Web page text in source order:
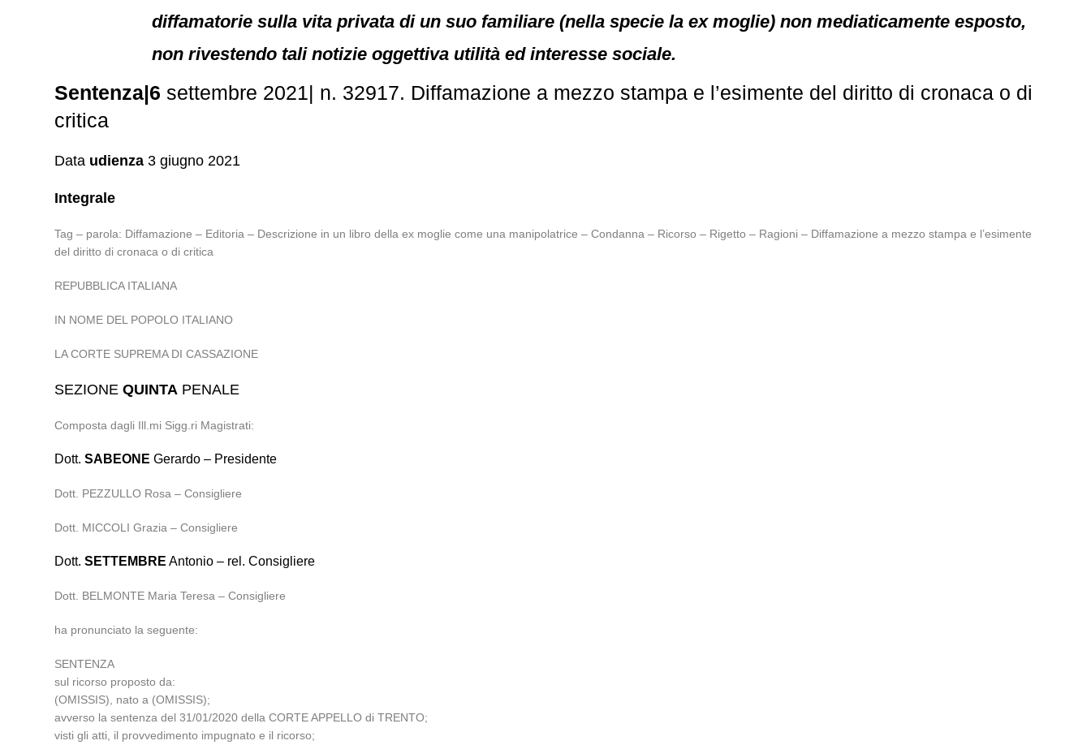
diffamatorie sulla vita privata di un suo familiare (nella specie la ex moglie) non mediaticamente esposto,
non rivestendo tali notizie oggettiva utilità ed interesse sociale.
Sentenza|6 settembre 2021| n. 32917. Diffamazione a mezzo stampa e l’esimente del diritto di cronaca o di
critica
Data udienza 3 giugno 2021
Integrale
Tag – parola: Diffamazione – Editoria – Descrizione in un libro della ex moglie come una manipolatrice – Condanna – Ricorso – Rigetto – Ragioni – Diffamazione a mezzo stampa e l’esimente
del diritto di cronaca o di critica
REPUBBLICA ITALIANA
IN NOME DEL POPOLO ITALIANO
LA CORTE SUPREMA DI CASSAZIONE
SEZIONEQUINTA PENALE
Composta dagli Ill.mi Sigg.ri Magistrati:
Dott.SABEONE Gerardo – Presidente
Dott. PEZZULLO Rosa – Consigliere
Dott. MICCOLI Grazia – Consigliere
Dott.SETTEMBRE Antonio – rel. Consigliere
Dott. BELMONTE Maria Teresa – Consigliere
ha pronunciato la seguente:
SENTENZA
sul ricorso proposto da:
(OMISSIS), nato a (OMISSIS);
avverso la sentenza del 31/01/2020 della CORTE APPELLO di TRENTO;
visti gli atti, il provvedimento impugnato e il ricorso;